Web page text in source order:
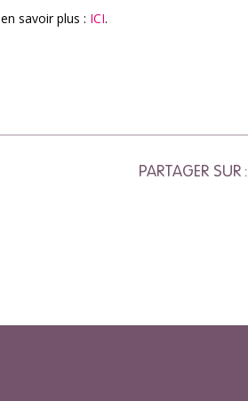
savoir plus : ICI.
PARTAGER SUR :